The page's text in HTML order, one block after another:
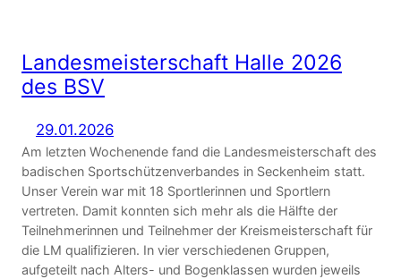
Landesmeisterschaft Halle 2026
des BSV
29.01.2026
Am letzten Wochenende fand die Landesmeisterschaft des
badischen Sportschützenverbandes in Seckenheim statt.
Unser Verein war mit 18 Sportlerinnen und Sportlern
vertreten. Damit konnten sich mehr als die Hälfte der
Teilnehmerinnen und Teilnehmer der Kreismeisterschaft für
die LM qualifizieren. In vier verschiedenen Gruppen,
aufgeteilt nach Alters- und Bogenklassen wurden jeweils